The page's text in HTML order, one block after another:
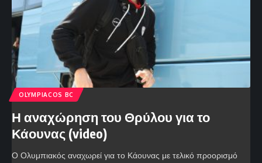
OLYMPIACOS BC
Η αναχώρηση του Θρύλου για το
Κάουνας (video)
Ο Ολυμπιακός αναχωρεί για το Κάουνας με τελικό προορισμό